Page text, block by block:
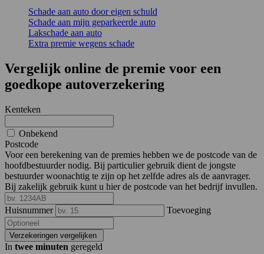
Schade aan auto door eigen schuld
Schade aan mijn geparkeerde auto
Lakschade aan auto
Extra premie wegens schade
Vergelijk online de premie voor een
goedkope autoverzekering
Kenteken
Onbekend
Postcode
Voor een berekening van de premies hebben we de postcode van de
hoofdbestuurder nodig. Bij particulier gebruik dient de jongste
bestuurder woonachtig te zijn op het zelfde adres als de aanvrager.
Bij zakelijk gebruik kunt u hier de postcode van het bedrijf invullen.
Huisnummer Toevoeging
Verzekeringen vergelijken
In twee minuten geregeld